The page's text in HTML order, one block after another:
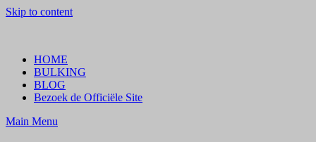
Skip to content
HOME
BULKING
BLOG
Bezoek de Officiële Site
Main Menu